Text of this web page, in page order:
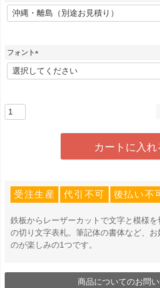
)
(
必
フォント
(
必
カートに入れ
受注生産 代引不可 後払い不
鉄板からレーザーカットで文字と模様
の切り文字表札。筆記体の書体など、
のが楽しみの1つです。
商品についてのお問